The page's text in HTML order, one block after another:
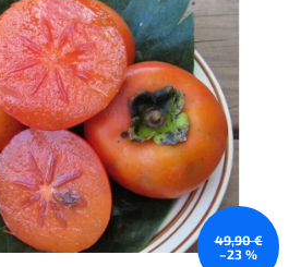
49,90 €
–23 %